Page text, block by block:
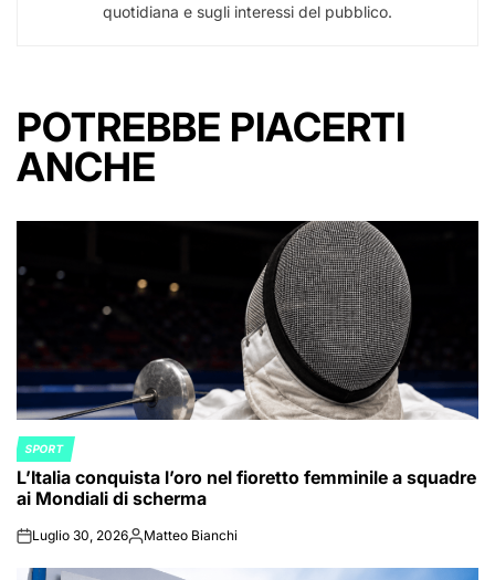
quotidiana e sugli interessi del pubblico.
POTREBBE PIACERTI
ANCHE
POSTED
IN
SPORT
L’Italia conquista l’oro nel fioretto femminile a squadre
ai Mondiali di scherma
onLuglio 30, 2026Posted
Matteo Bianchi